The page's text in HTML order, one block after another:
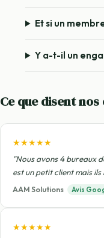
Et si un
Y a-t-il un
Ce que disent
★★★★★
"Nous avons 4 bureaux
est un petit client mais
AAM Solutions Avis
★★★★★